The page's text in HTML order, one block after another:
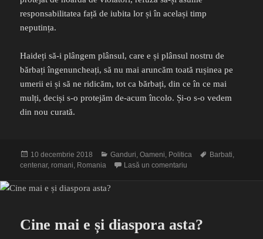
responsabilitatea față de iubita lor și în același timp
neputința.
Haideți să-i plângem plânsul, care e și plânsul nostru de
bărbați îngenuncheați, să nu mai aruncăm toată rușinea pe
umerii ei și să ne ridicăm, tot ca bărbați, din ce în ce mai
mulți, deciși s-o protejăm de-acum încolo. Și-o s-o vedem
din nou curată.
Publicat
pe
10 decembrie 2018 Categorii
Ganduri ,Oameni Politica Etichete
Barbati
centenar, romani Romania Lasă un comentariu
Cine mai e și diaspora asta?